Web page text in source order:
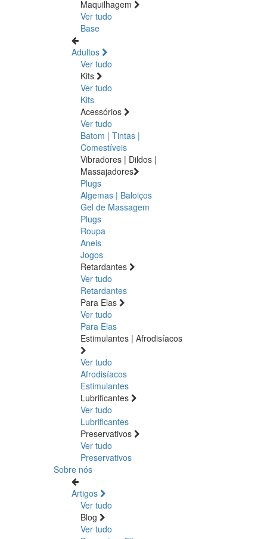
Maquilhagem
Ver tudo
Base
Adultos
Ver tudo
Kits
Ver tudo
Kits
Acessórios
Ver tudo
Batom | Tintas |
Comestíveis
Vibradores | Dildos |
Massajadores
Plugs
Algemas | Baloiços
Gel de Massagem
Plugs
Roupa
Aneis
Jogos
Retardantes
Ver tudo
Retardantes
Para Elas
Ver tudo
Para Elas
Estimulantes | Afrodisíacos
Ver tudo
Afrodisíacos
Estimulantes
Lubrificantes
Ver tudo
Lubrificantes
Preservativos
Ver tudo
Preservativos
Sobre nós
Artigos
Ver tudo
Blog
Ver tudo